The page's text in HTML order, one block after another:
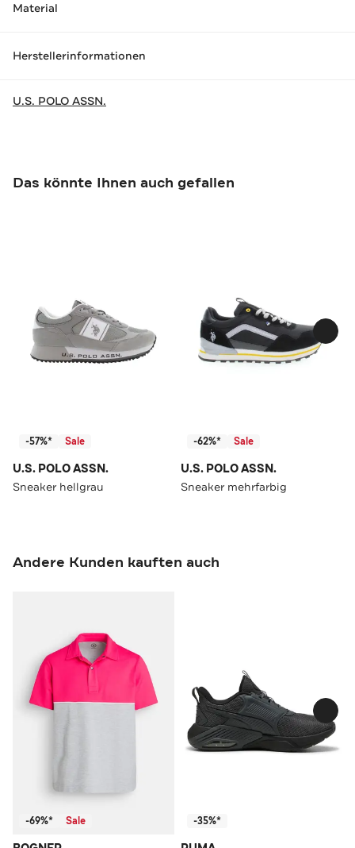
Material
Herstellerinformationen
U.S. POLO ASSN.
Das könnte Ihnen auch gefallen
-57%* Sale
U.S. POLO ASSN.
Sneaker hellgrau
-62%* Sale
U.S. POLO ASSN.
Sneaker mehrfarbig
Andere Kunden kauften auch
-69%* Sale -35%*